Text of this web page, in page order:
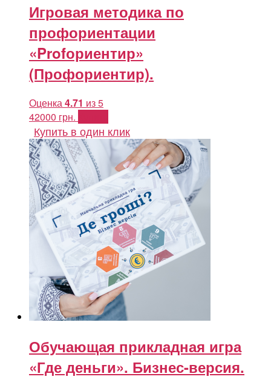
Игровая методика по
профориентации
«Profориентир»
(Профориентир).
Оценка4.71 из 5
42000 грн.
Купить в один клик
Обучающая прикладная игра
«Где деньги». Бизнес-версия.